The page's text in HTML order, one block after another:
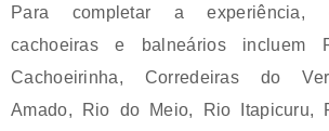
Para completar a
cachoeiras e balneários incluem
Cachoeirinha, Corredeiras do
Amado, Rio do Meio, Rio Itapicuru,